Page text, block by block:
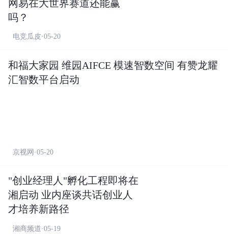
网易在大世界赛道还能赢
吗？
电竞瓜皮·05-20
和福大家园 维园AIFCE 模速智数空间 有赞龙耀
汇智数平台启动
京视网·05-20
"创业经理人"孵化工程即将在
湘启动 业内座谈共话创业人
才培养新路径
湘商频道·05-19